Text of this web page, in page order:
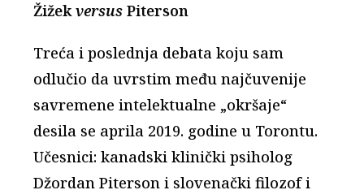
ŽižekversusPiterson
Treća i poslednja debata koju sam
odlučio da uvrstim među najčuvenije
savremene intelektualne „okršaje“
desila se aprila 2019. godine u Torontu.
Učesnici: kanadski klinički psiholog
Džordan Piterson i slovenački filozof i